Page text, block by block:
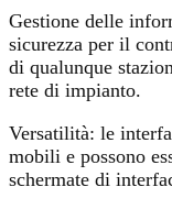
Gestione delle
sicurezza per il
di qualunque
rete di impianto.
Versatilità: le
mobili e possono
schermate di